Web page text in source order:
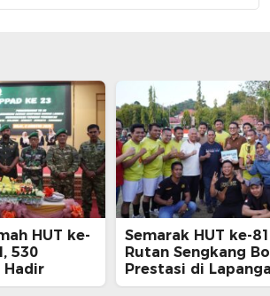
HUT ke-
530
Hadir
Semarak HUT ke-
Rutan Sengkang
Prestasi di
Merdeka